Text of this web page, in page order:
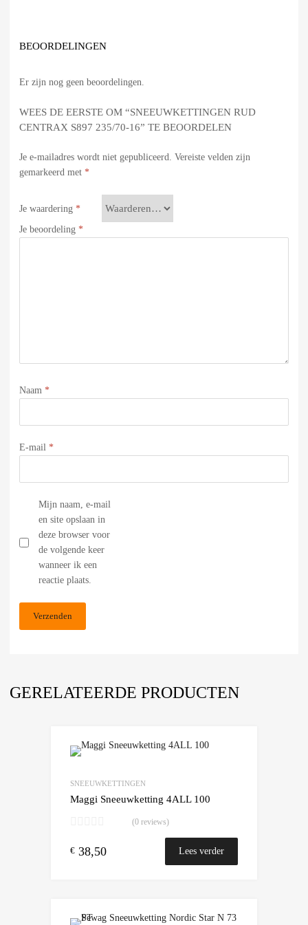
BEOORDELINGEN
Er zijn nog geen beoordelingen.
WEES DE EERSTE OM “SNEEUWKETTINGEN RUD
CENTRAX S897 235/70-16” TE BEOORDELEN
Je e-mailadres wordt niet gepubliceerd. Vereiste velden zijn
gemarkeerd met *
Je waardering *
Je beoordeling *
Naam *
E-mail *
Mijn naam, e-mail
en site opslaan in
deze browser voor
de volgende keer
wanneer ik een
reactie plaats.
GERELATEERDE PRODUCTEN
SNEEUWKETTINGEN
Maggi Sneeuwketting 4ALL 100
(0 reviews)
€ 38,50 Lees verder